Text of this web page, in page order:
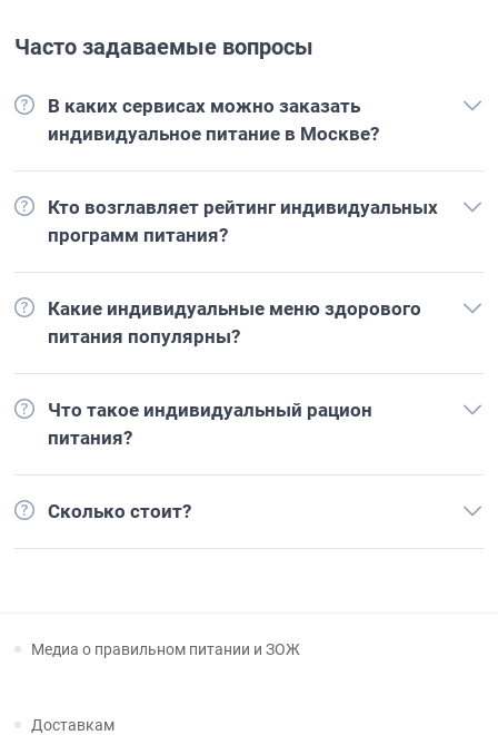
Часто задаваемые вопросы
В каких сервисах можно заказать
индивидуальное питание в Москве?
Кто возглавляет рейтинг индивидуальных
программ питания?
Какие индивидуальные меню здорового
питания популярны?
Что такое индивидуальный рацион
питания?
Сколько стоит?
Медиа о правильном питании и ЗОЖ
Доставкам